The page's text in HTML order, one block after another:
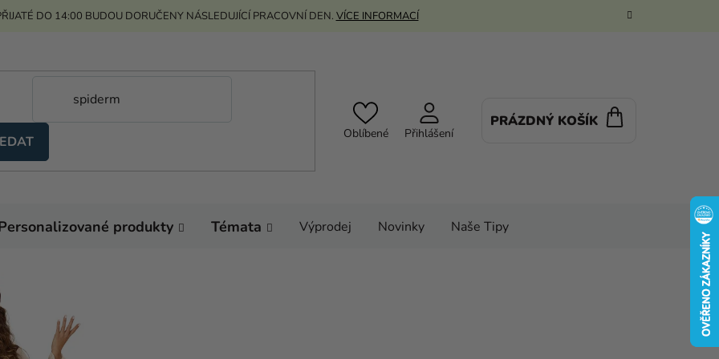
DO 14:00 BUDOU DORUČENY NÁSLEDUJÍCÍ PRACOVNÍ DEN. VÍCE INFORMACÍ
Oblíbené Přihlášení
PRÁZDNÝ KOŠÍK
produkty Témata Výprodej Novinky Naše Tipy